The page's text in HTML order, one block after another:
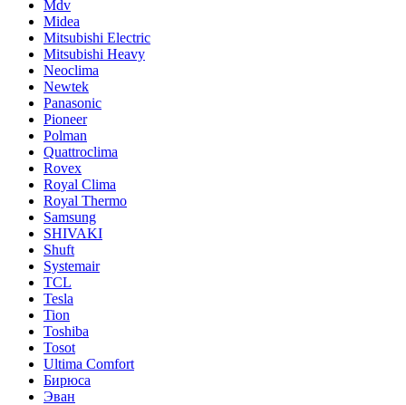
Mdv
Midea
Mitsubishi Electric
Mitsubishi Heavy
Neoclima
Newtek
Panasonic
Pioneer
Polman
Quattroclima
Rovex
Royal Clima
Royal Thermo
Samsung
SHIVAKI
Shuft
Systemair
TCL
Tesla
Tion
Toshiba
Tosot
Ultima Comfort
Бирюса
Эван